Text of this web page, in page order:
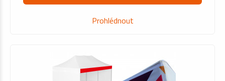
Prohlédnout